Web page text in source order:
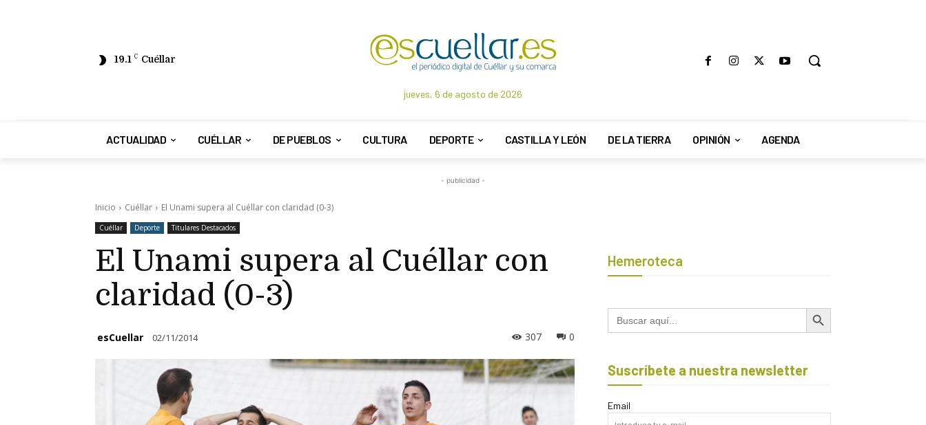
19.1 C Cuéllar
jueves, 6 de agosto de 2026
ACTUALIDAD CUÉLLAR DE PUEBLOS CULTURA DEPORTE CASTILLA Y LEÓN DE LA TIERRA OPINIÓN AGENDA
- publicidad -
Inicio Cuéllar El Unami supera al Cuéllar con claridad (0-3)
Cuéllar Deporte Titulares Destacados
El Unami supera al Cuéllar con
claridad (0-3)
esCuellar 02/11/2014 0
307
Hemeroteca
Buscar: Botón de búsqueda
Suscríbete a nuestra newsletter
Email